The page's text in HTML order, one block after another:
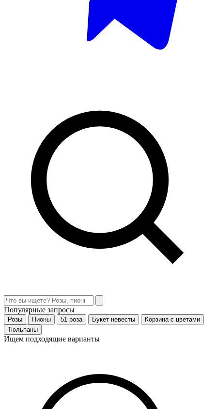
Популярные запросы
Розы Пионы 51 роза Букет невесты
Корзина с цветами
Тюльпаны
Ищем подходящие варианты